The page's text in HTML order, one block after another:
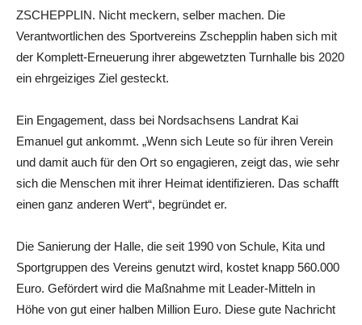
ZSCHEPPLIN. Nicht meckern, selber machen. Die
Verantwortlichen des Sportvereins Zschepplin haben sich mit
der Komplett-Erneuerung ihrer abgewetzten Turnhalle bis 2020
ein ehrgeiziges Ziel gesteckt.
Ein Engagement, dass bei Nordsachsens Landrat Kai
Emanuel gut ankommt. „Wenn sich Leute so für ihren Verein
und damit auch für den Ort so engagieren, zeigt das, wie sehr
sich die Menschen mit ihrer Heimat identifizieren. Das schafft
einen ganz anderen Wert“, begründet er.
Die Sanierung der Halle, die seit 1990 von Schule, Kita und
Sportgruppen des Vereins genutzt wird, kostet knapp 560.000
Euro. Gefördert wird die Maßnahme mit Leader-Mitteln in
Höhe von gut einer halben Million Euro. Diese gute Nachricht